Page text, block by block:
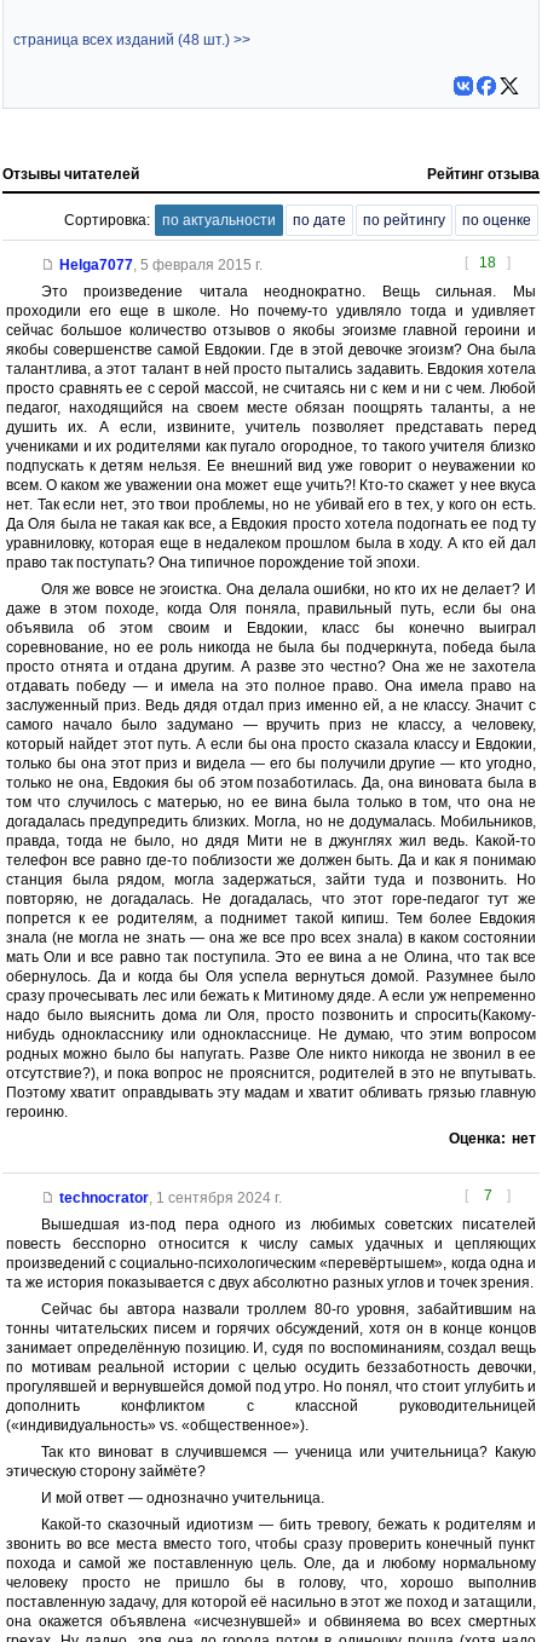
страница всех изданий (48 шт.) >>
Отзывы читателей Рейтинг отзыва
Сортировка: по актуальности по дате по рейтингу по оценке
[ 18 ]
Helga7077, 5 февраля 2015 г.
Это произведение читала неоднократно. Вещь сильная. Мы
проходили его еще в школе. Но почему-то удивляло тогда и удивляет
сейчас большое количество отзывов о якобы эгоизме главной героини и
якобы совершенстве самой Евдокии. Где в этой девочке эгоизм? Она была
талантлива, а этот талант в ней просто пытались задавить. Евдокия хотела
просто сравнять ее с серой массой, не считаясь ни с кем и ни с чем. Любой
педагог, находящийся на своем месте обязан поощрять таланты, а не
душить их. А если, извините, учитель позволяет представать перед
учениками и их родителями как пугало огородное, то такого учителя близко
подпускать к детям нельзя. Ее внешний вид уже говорит о неуважении ко
всем. О каком же уважении она может еще учить?! Кто-то скажет у нее вкуса
нет. Так если нет, это твои проблемы, но не убивай его в тех, у кого он есть.
Да Оля была не такая как все, а Евдокия просто хотела подогнать ее под ту
уравниловку, которая еще в недалеком прошлом была в ходу. А кто ей дал
право так поступать? Она типичное порождение той эпохи.
Оля же вовсе не эгоистка. Она делала ошибки, но кто их не делает? И
даже в этом походе, когда Оля поняла, правильный путь, если бы она
объявила об этом своим и Евдокии, класс бы конечно выиграл
соревнование, но ее роль никогда не была бы подчеркнута, победа была
просто отнята и отдана другим. А разве это честно? Она же не захотела
отдавать победу — и имела на это полное право. Она имела право на
заслуженный приз. Ведь дядя отдал приз именно ей, а не классу. Значит с
самого начало было задумано — вручить приз не классу, а человеку,
который найдет этот путь. А если бы она просто сказала классу и Евдокии,
только бы она этот приз и видела — его бы получили другие — кто угодно,
только не она, Евдокия бы об этом позаботилась. Да, она виновата была в
том что случилось с матерью, но ее вина была только в том, что она не
догадалась предупредить близких. Могла, но не додумалась. Мобильников,
правда, тогда не было, но дядя Мити не в джунглях жил ведь. Какой-то
телефон все равно где-то поблизости же должен быть. Да и как я понимаю
станция была рядом, могла задержаться, зайти туда и позвонить. Но
повторяю, не догадалась. Не догадалась, что этот горе-педагог тут же
попрется к ее родителям, а поднимет такой кипиш. Тем более Евдокия
знала (не могла не знать — она же все про всех знала) в каком состоянии
мать Оли и все равно так поступила. Это ее вина а не Олина, что так все
обернулось. Да и когда бы Оля успела вернуться домой. Разумнее было
сразу прочесывать лес или бежать к Митиному дяде. А если уж непременно
надо было выяснить дома ли Оля, просто позвонить и спросить(Какому-
нибудь однокласснику или однокласснице. Не думаю, что этим вопросом
родных можно было бы напугать. Разве Оле никто никогда не звонил в ее
отсутствие?), и пока вопрос не прояснится, родителей в это не впутывать.
Поэтому хватит оправдывать эту мадам и хватит обливать грязью главную
героиню.
Оценка: нет
[ 7 ]
technocrator, 1 сентября 2024 г.
Вышедшая из-под пера одного из любимых советских писателей
повесть бесспорно относится к числу самых удачных и цепляющих
произведений с социально-психологическим «перевёртышем», когда одна и
та же история показывается с двух абсолютно разных углов и точек зрения.
Сейчас бы автора назвали троллем 80-го уровня, забайтившим на
тонны читательских писем и горячих обсуждений, хотя он в конце концов
занимает определённую позицию. И, судя по воспоминаниям, создал вещь
по мотивам реальной истории с целью осудить беззаботность девочки,
прогулявшей и вернувшейся домой под утро. Но понял, что стоит углубить и
дополнить конфликтом с классной руководительницей
(«индивидуальность» vs. «общественное»).
Так кто виноват в случившемся — ученица или учительница? Какую
этическую сторону займёте?
И мой ответ — однозначно учительница.
Какой-то сказочный идиотизм — бить тревогу, бежать к родителям и
звонить во все места вместо того, чтобы сразу проверить конечный пункт
похода и самой же поставленную цель. Оле, да и любому нормальному
человеку просто не пришло бы в голову, что, хорошо выполнив
поставленную задачу, для которой её насильно в этот же поход и затащили,
она окажется объявлена «исчезнувшей» и обвиняема во всех смертных